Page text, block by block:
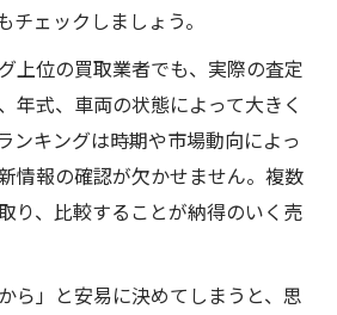
チェックしましょう。
上位の買取業者でも、実際の査定
年式、車両の状態によって大きく
ンキングは時期や市場動向によっ
情報の確認が欠かせません。複数
り、比較することが納得のいく売
ら」と安易に決めてしまうと、思